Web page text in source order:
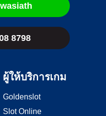
8798
ผู้ให้บริการเกม
Goldenslot
Slot Online